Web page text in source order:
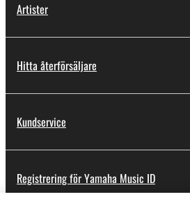
Artister
Hitta återförsäljare
Kundservice
Registrering för Yamaha Music ID